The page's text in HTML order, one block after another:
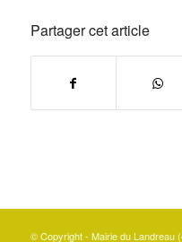
Partager cet article
© Copyright - Mairie du Landreau